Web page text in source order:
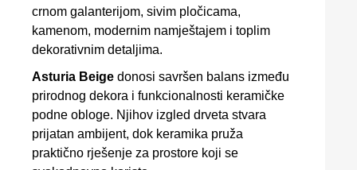
crnom galanterijom, sivim pločicama,
kamenom, modernim namještajem i toplim
dekorativnim detaljima.
Asturia Beige donosi savršen balans između
prirodnog dekora i funkcionalnosti keramičke
podne obloge. Njihov izgled drveta stvara
prijatan ambijent, dok keramika pruža
praktično rješenje za prostore koji se